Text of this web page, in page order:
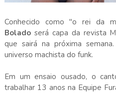
Conhecido como "o rei da
Boladoserá capa da revista
que sairá na próxima
universo machista do funk.
Em um ensaio ousado, o
trabalhar 13 anos na Equipe